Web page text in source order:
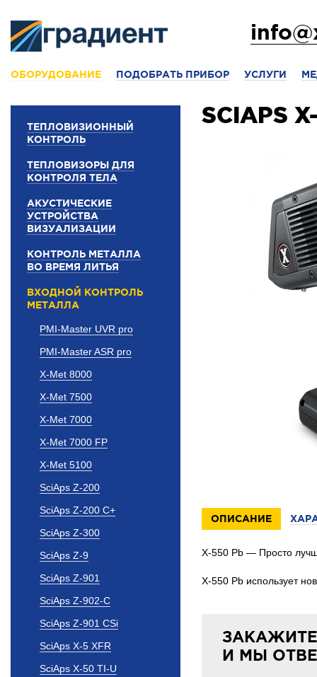
ОБОРУДОВАНИЕ ПОДОБРАТЬ ПРИБОР УСЛУГИ
ТЕПЛОВИЗИОННЫЙ
КОНТРОЛЬ
ТЕПЛОВИЗОРЫ ДЛЯ
КОНТРОЛЯ ТЕЛА
АКУСТИЧЕСКИЕ
УСТРОЙСТВА
ВИЗУАЛИЗАЦИИ
КОНТРОЛЬ МЕТАЛЛА
ВО ВРЕМЯ ЛИТЬЯ
ВХОДНОЙ КОНТРОЛЬ
МЕТАЛЛА
PMI-Master UVR pro
PMI-Master ASR pro
X-Met 8000
X-Met 7500
X-Met 7000
X-Met 7000 FP
X-Met 5100
SciAps Z-200
SciAps Z-200 C+
SciAps Z-300
SciAps Z-9
SciAps Z-901
SciAps Z-902-C
SciAps Z-901 CSi
SciAps X-5 XFR
SciAps X-50 TI-U
SCIAPS
ОПИСАНИЕ
X-550 Pb — Просто
X-550 Pb использует
И МЫ